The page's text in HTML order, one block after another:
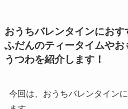
おうちバレンタインにお
ふだんのティータイムや
うつわを紹介します！
今回は、おうちバレンタイン